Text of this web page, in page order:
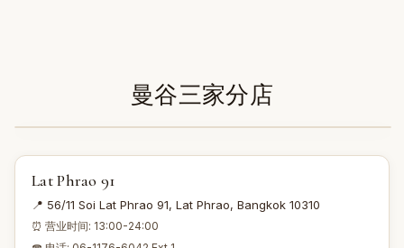
曼谷三家分店
1
2
3
Lat Phrao 91
📍 56/11 Soi Lat Phrao 91, Lat Phrao, Bangkok 10310
⏰ 营业时间: 13:00-24:00